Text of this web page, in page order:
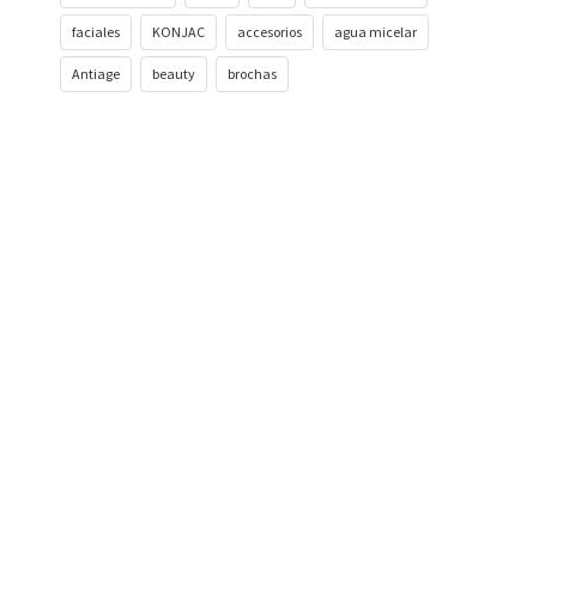
faciales KONJAC accesorios agua micelar
Antiage beauty brochas